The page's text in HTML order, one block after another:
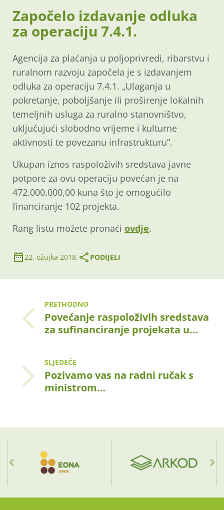
Započelo izdavanje odluka
za operaciju 7.4.1.
Agencija za plaćanja u poljoprivredi, ribarstvu i
ruralnom razvoju započela je s izdavanjem
odluka za operaciju 7.4.1. „Ulaganja u
pokretanje, poboljšanje ili proširenje lokalnih
temeljnih usluga za ruralno stanovništvo,
uključujući slobodno vrijeme i kulturne
aktivnosti te povezanu infrastrukturu”.
Ukupan iznos raspoloživih sredstava javne
potpore za ovu operaciju povećan je na
472.000.000,00 kuna što je omogućilo
financiranje 102 projekta.
Rang listu možete pronaći ovdje.
22. ožujka 2018. PODIJELI
PRETHODNO
Povećanje raspoloživih sredstava
za sufinanciranje projekata u…
SLJEDEĆE
Pozivamo vas na radni ručak s
ministrom…